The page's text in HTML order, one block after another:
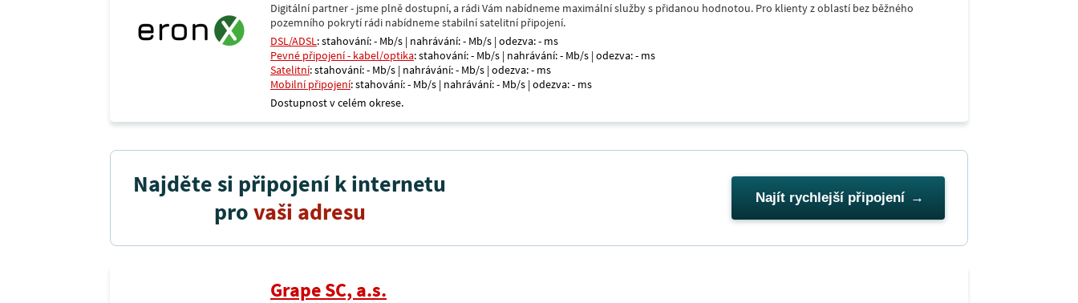
Digitální partner - jsme plně dostupní, a rádi Vám nabídneme maximální služby s přidanou hodnotou. Pro klienty z oblastí bez běžného
pozemního pokrytí rádi nabídneme stabilní satelitní připojení.
DSL/ADSL: stahování: - Mb/s | nahrávání: - Mb/s | odezva: - ms
Pevné připojení - kabel/optika: stahování: - Mb/s | nahrávání: - Mb/s | odezva: - ms
Satelitní: stahování: - Mb/s | nahrávání: - Mb/s | odezva: - ms
Mobilní připojení: stahování: - Mb/s | nahrávání: - Mb/s | odezva: - ms
Dostupnost v celém okrese.
Najděte si připojení k internetu
provaši adresu Najít rychlejší připojení
Grape SC, a.s.